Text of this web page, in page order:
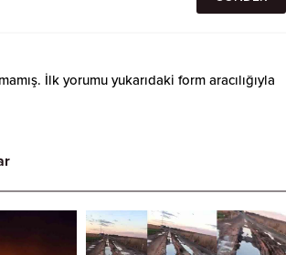
İlk yorumu yukarıdaki form aracılığıyla